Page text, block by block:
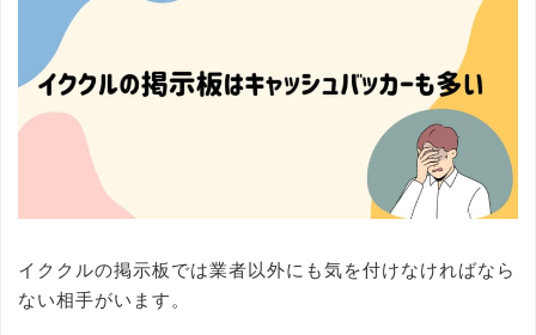
イククルの掲示板では業者以外にも気を付けなければなら
ない相手がいます。